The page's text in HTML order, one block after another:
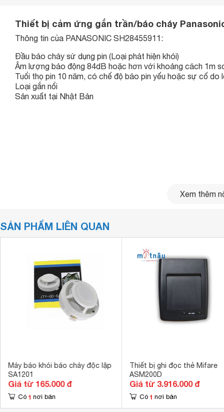
Thiết bị cảm ứng gắn trần/báo cháy
Thông tin của PANASONIC SH28455911:
Đầu báo cháy sử dụng pin (Loại phát hiện khói)
Âm lượng báo động 84dB hoặc hơn với khoảng cách 1m
Tuổi thọ pin 10 năm, có chế độ báo pin yếu hoặc sự cố do
Loại gắn nổi
Sản xuất tại Nhật Bản
Xem thêm
SẢN PHẨM LIÊN QUAN
Máy báo khói báo cháy độc lập
SA1201
Giá từ 165.000 đ
Có 1 nơi bán
Thiết bị ghi đọc thẻ Mifare
ASM200D
Giá từ 3.916.000 đ
Có 1 nơi bán